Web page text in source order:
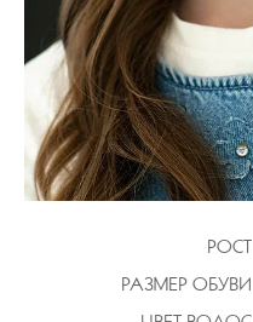
РОСТ
РАЗМЕР ОБУВИ